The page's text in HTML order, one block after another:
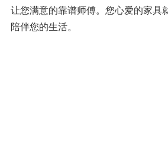
让您满意的靠谱师傅。您心爱的家具
陪伴您的生活。